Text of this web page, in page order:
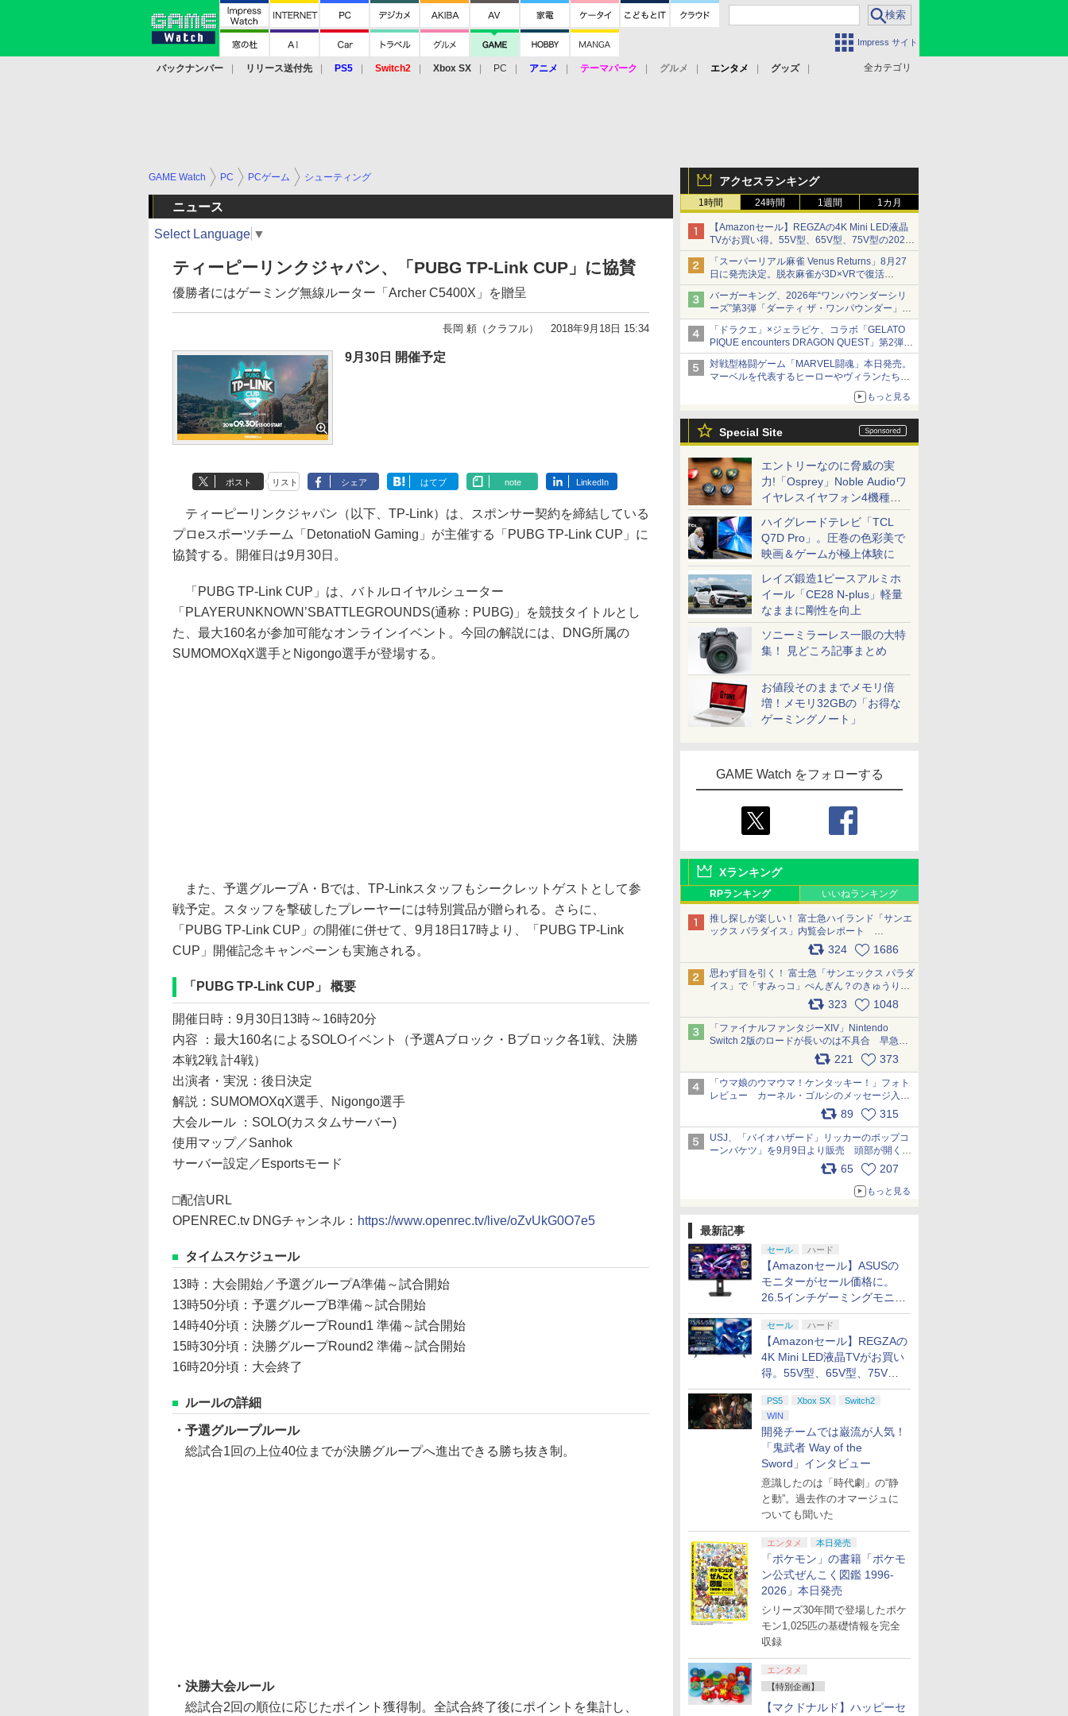
Impress サイト
全カテゴリ
バックナンバー リリース送付先 PS5 Switch2 Xbox SX PC アニメ テーマパーク グルメ エンタメ
グッズ
アクセスランキング
1時間 24時間 1週間 1カ月
【Amazonセール】REGZAの4K Mini LED液晶
TVがお買い得。55V型、65V型、75V型の2026
年モデルがラインナップ
「スーパーリアル麻雀 Venus Returns」8月27
日に発売決定。脱衣麻雀が3D×VRで復活
発売から2週間は20%オフになるセールが実施
バーガーキング、2026年“ワンパウンダーシリ
ーズ”第3弾「ダーティ ザ・ワンパウンダー」を
8月7日発売
「特製ガーリックマヨソース」を使用した超大
型チーズバーガー
「ドラクエ」×ジェラピケ、コラボ「GELATO
PIQUE encounters DRAGON QUEST」第2弾が
本日発売
アイスカップに入ったスライムやわたぼう、ベ
ビーサタンなどがオリジナルアートで登場
対戦型格闘ゲーム「MARVEL闘魂」本日発売。
マーベルを代表するヒーローやヴィランたちが
「GUILTY GEAR」などの格ゲーを手掛けるア
もっと見る
Special Site
エントリーなのに脅威の実
力!「Osprey」Noble Audioワ
イヤレスイヤフォン4機種を
一気に聴く
ハイグレードテレビ「TCL
Q7D Pro」。圧巻の色彩美で
映画＆ゲームが極上体験に
レイズ鍛造1ピースアルミホ
イール「CE28 N-plus」軽量
なままに剛性を向上
ソニーミラーレス一眼の大特
集！ 見どころ記事まとめ
お値段そのままでメモリ倍
増！メモリ32GBの「お得な
ゲーミングノート」
GAME Watch をフォローする
Xランキング
RPランキング いいねランキング
推し探しが楽しい！ 富士急ハイランド「サンエ
ックス パラダイス」内覧会レポート
324 1686
思わず目を引く！ 富士急「サンエックス パラダ
イス」で「すみっコ」ぺんぎん？のきゅうりド
ッグを食べてみた イラストそのままのメニュ
ー化に挑戦。これが意外にもおいしい
pic.x.com/Kgl04hZaeg
323 1048
「ファイナルファンタジーXIV」Nintendo
Switch 2版のロードが長いのは不具合 早急に
アップデートできるよう対応中221 373
「ウマ娘のウマウマ！ケンタッキー！」フォト
レビュー カーネル・ゴルシのメッセージ入り
パッケージや描き下ろしトレカなどが登場
89 315
USJ、「バイオハザード」リッカーのポップコ
ーンバケツ」を9月9日より販売 頭部が開く仕
組み。味は恐怖を堪のう「味噌フレーバー」
65 207
もっと見る
最新記事
セール ハード
【Amazonセール】ASUSの
モニターがセール価格に。
26.5インチゲーミングモニタ
ー「ROG Strix OLED
XG27ACDMS」限定モデルも
お買い得
セール ハード
【Amazonセール】REGZAの
4K Mini LED液晶TVがお買い
得。55V型、65V型、75V型
の2026年モデルがラインナ
ップ
PS5 Xbox SX
Switch2
WIN
開発チームでは巌流が人気！
「鬼武者 Way of the
Sword」インタビュー
意識したのは「時代劇」の“静
と動”。過去作のオマージュに
ついても聞いた
エンタメ 本日発売
「ポケモン」の書籍「ポケモ
ン公式ぜんこく図鑑 1996-
2026」本日発売
シリーズ30年間で登場したポケ
モン1,025匹の基礎情報を完全
収録
エンタメ
【特別企画】
【マクドナルド】ハッピーセ
GAME Watch PC PCゲーム シューティング
ニュース
Select Language ▼
ティーピーリンクジャパン、「PUBG TP-Link CUP」に協賛
優勝者にはゲーミング無線ルーター「Archer C5400X」を贈呈
長岡 頼（クラフル） 2018年9月18日 15:34
9月30日 開催予定
ポスト リスト シェア はてブ note LinkedIn
ティーピーリンクジャパン（以下、TP-Link）は、スポンサー契約を締結している
プロeスポーツチーム「DetonatioN Gaming」が主催する「PUBG TP-Link CUP」に
協賛する。開催日は9月30日。
「PUBG TP-Link CUP」は、バトルロイヤルシューター
「PLAYERUNKNOWN’SBATTLEGROUNDS(通称：PUBG)」を競技タイトルとし
た、最大160名が参加可能なオンラインイベント。今回の解説には、DNG所属の
SUMOMOXqX選手とNigongo選手が登場する。
また、予選グループA・Bでは、TP-Linkスタッフもシークレットゲストとして参
戦予定。スタッフを撃破したプレーヤーには特別賞品が贈られる。さらに、
「PUBG TP-Link CUP」の開催に併せて、9月18日17時より、「PUBG TP-Link
CUP」開催記念キャンペーンも実施される。
「PUBG TP-Link CUP」 概要
開催日時：9月30日13時～16時20分
内容 ：最大160名によるSOLOイベント（予選Aブロック・Bブロック各1戦、決勝
本戦2戦 計4戦）
出演者・実況：後日決定
解説：SUMOMOXqX選手、Nigongo選手
大会ルール ：SOLO(カスタムサーバー)
使用マップ／Sanhok
サーバー設定／Esportsモード
□配信URL
OPENREC.tv DNGチャンネル： https://www.openrec.tv/live/oZvUkG0O7e5
タイムスケジュール
13時：大会開始／予選グループA準備～試合開始
13時50分頃：予選グループB準備～試合開始
14時40分頃：決勝グループRound1 準備～試合開始
15時30分頃：決勝グループRound2 準備～試合開始
16時20分頃：大会終了
ルールの詳細
・予選グループルール
総試合1回の上位40位までが決勝グループへ進出できる勝ち抜き制。
・決勝大会ルール
総試合2回の順位に応じたポイント獲得制。全試合終了後にポイントを集計し、